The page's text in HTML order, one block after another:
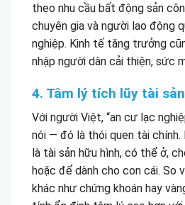
theo nhu cầu bất động sản
chuyên gia và người lao động
nghiệp. Kinh tế tăng trưởng
nhập người dân cải thiện, sức
4. Tâm lý tích lũy tài
Với người Việt, “an cư lạc
nói — đó là thói quen tài
là tài sản hữu hình, có thể ở,
hoặc để dành cho con cái. So
khác như chứng khoán hay